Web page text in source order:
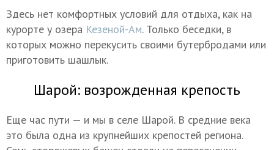
Здесь нет комфортных условий для отдыха, как на
курорте у озера Кезеной-Ам. Только беседки, в
которых можно перекусить своими бутербродами или
приготовить шашлык.
Шарой: возрожденная крепость
Еще час пути — и мы в селе Шарой. В средние века
это была одна из крупнейших крепостей региона.